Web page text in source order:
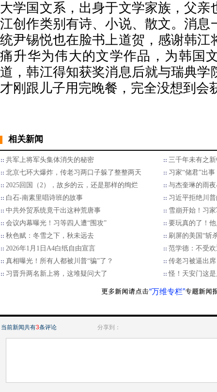
大学国文系，出身于文学家族，父亲
江创作类别有诗、小说、散文。消息
统尹锡悦也在脸书上道贺，感谢韩江
痛升华为伟大的文学作品，为韩国
道，韩江得知获奖消息后就与瑞典学
才刚跟儿子用完晚餐，完全没想到会
相关新闻
共军上将军头集体消失的秘密
三千年未有之
北京七环大爆炸，传老习两口子躲了整整两天
习家“储君”出
2025回国（2），故乡的云，还是那样的绚烂
与杰奎琳的雨
白石-南素里唱诗班的故事
习近平拒绝川普
中共外贸系统竟干出这种荒唐事
雪崩开始！习
会议内幕曝光！习等四人遭“围攻”
要玩真的了！
秋色赋：冬雪之下，秋未远去
刷屏的美国“斩
2026年1月1日A4白纸自由宣言
范学德：不受
真相曝光！所有人都被川普“骗”了？
传老习被逼出
习晋升两名新上将，这堆疑问大了
怪！天安门这
“万维专栏”
当前新闻共有3条评论 分享到：